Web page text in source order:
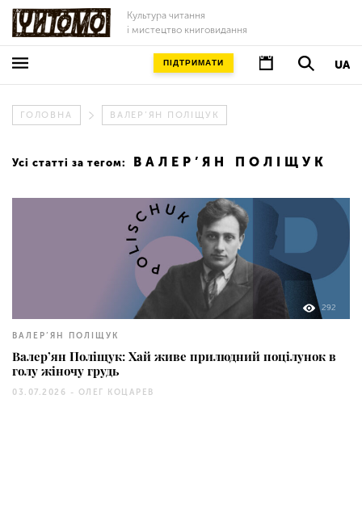
Культура читання
і мистецтво книговидання
UA
ПІДТРИМАТИ
ГОЛОВНА ВАЛЕР’ЯН ПОЛІЩУК
Усі статті за тегом: ВАЛЕР’ЯН ПОЛІЩУК
292
ВАЛЕР’ЯН ПОЛІЩУК
Валер’ян Поліщук: Хай живе прилюдний поцілунок в
голу жіночу грудь
03.07.2026 - ОЛЕГ КОЦАРЕВ